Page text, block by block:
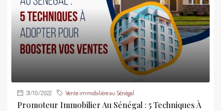
31/10/2022 Vente immobilière au Sénégal
Promoteur Immobilier Au Sénégal : 5 Techniques À